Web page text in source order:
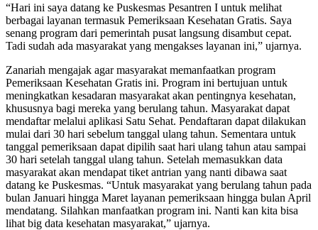
“Hari ini saya datang ke Puskesmas Pesantren I untuk melihat
berbagai layanan termasuk Pemeriksaan Kesehatan Gratis. Saya
senang program dari pemerintah pusat langsung disambut cepat.
Tadi sudah ada masyarakat yang mengakses layanan ini,” ujarnya.
Zanariah mengajak agar masyarakat memanfaatkan program
Pemeriksaan Kesehatan Gratis ini. Program ini bertujuan untuk
meningkatkan kesadaran masyarakat akan pentingnya kesehatan,
khususnya bagi mereka yang berulang tahun. Masyarakat dapat
mendaftar melalui aplikasi Satu Sehat. Pendaftaran dapat dilakukan
mulai dari 30 hari sebelum tanggal ulang tahun. Sementara untuk
tanggal pemeriksaan dapat dipilih saat hari ulang tahun atau sampai
30 hari setelah tanggal ulang tahun. Setelah memasukkan data
masyarakat akan mendapat tiket antrian yang nanti dibawa saat
datang ke Puskesmas. “Untuk masyarakat yang berulang tahun pada
bulan Januari hingga Maret layanan pemeriksaan hingga bulan April
mendatang. Silahkan manfaatkan program ini. Nanti kan kita bisa
lihat big data kesehatan masyarakat,” ujarnya.